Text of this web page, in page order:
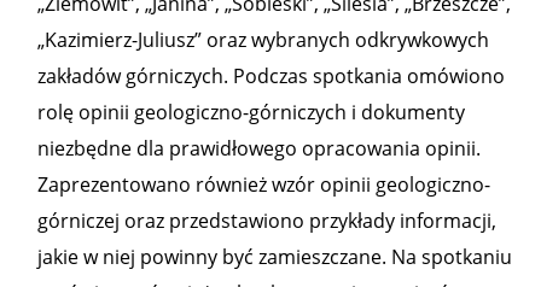
„Kazimierz-Juliusz” oraz wybranych odkrywkowych
zakładów górniczych. Podczas spotkania omówiono
rolę opinii geologiczno-górniczych i dokumenty
niezbędne dla prawidłowego opracowania opinii.
Zaprezentowano również wzór opinii geologiczno-
górniczej oraz przedstawiono przykłady informacji,
jakie w niej powinny być zamieszczane. Na spotkaniu